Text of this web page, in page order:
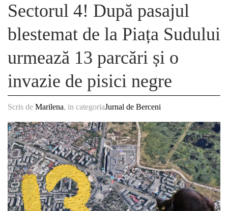
Sectorul 4! După pasajul
blestemat de la Piața Sudului
urmează 13 parcări și o
invazie de pisici negre
Scris de Marilena, in categoriaJurnal de Berceni